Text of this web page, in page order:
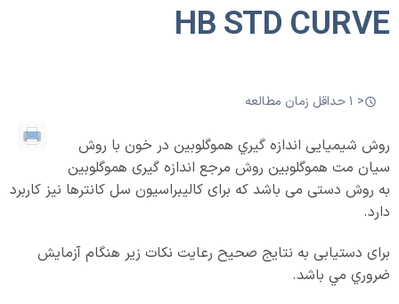
HB STD CURVE
< 1 حداقل زمان مطالعه
روش شيميايی اندازه گيري هموگلوبين در خون با روش
سيان مت هموگلوبين روش مرجع اندازه گيری هموگلوبين
به روش دستی می باشد که برای کاليبراسيون سل کانترها نيز کاربرد
دارد.
برای دستيابی به نتايج صحيح رعايت نكات زير هنگام آزمايش
ضروري مي باشد.